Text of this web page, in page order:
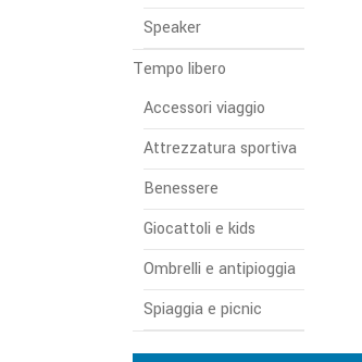
Speaker
Tempo libero
Accessori viaggio
Attrezzatura sportiva
Benessere
Giocattoli e kids
Ombrelli e antipioggia
Spiaggia e picnic